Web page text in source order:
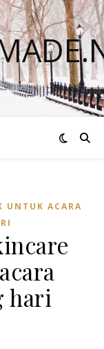
UNTUK ACARA
hari